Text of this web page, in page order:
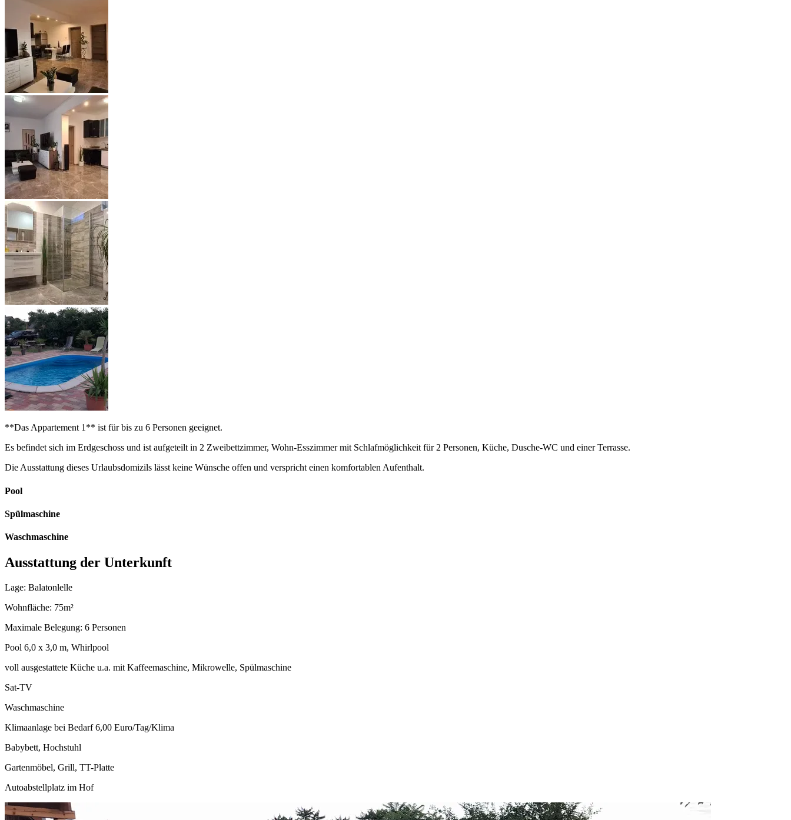
**Das Appartement 1** ist für bis zu 6 Personen geeignet.
Es befindet sich im Erdgeschoss und ist aufgeteilt in 2 Zweibettzimmer, Wohn-Esszimmer mit Schlafmöglichkeit für 2 Personen, Küche, Dusche-WC und einer Terrasse.
Die Ausstattung dieses Urlaubsdomizils lässt keine Wünsche offen und verspricht einen komfortablen Aufenthalt.
Pool
Spülmaschine
Waschmaschine
Ausstattung der Unterkunft
Lage: Balatonlelle
Wohnfläche: 75m²
Maximale Belegung: 6 Personen
Pool 6,0 x 3,0 m, Whirlpool
voll ausgestattete Küche u.a. mit Kaffeemaschine, Mikrowelle, Spülmaschine
Sat-TV
Waschmaschine
Klimaanlage bei Bedarf 6,00 Euro/Tag/Klima
Babybett, Hochstuhl
Gartenmöbel, Grill, TT-Platte
Autoabstellplatz im Hof